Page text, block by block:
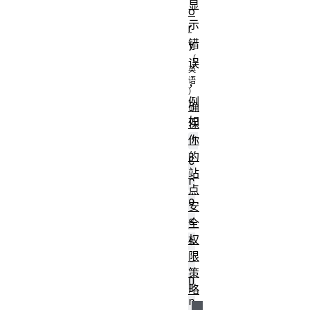
显
示
错
误
，
例
如
"
C
r
o
s
s
-
O
r
o
r
y
确
保
你
的
站
点
安
全
权
限
策
略